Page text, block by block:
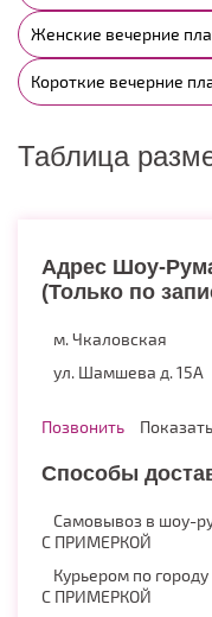
Женские вечерние
Короткие вечерние
Таблица
Адрес Шоу-
(Только по
м. Чкаловская
ул. Шамшева д. 15А
Позвонить
Способы
Самовывоз в шоу-
С ПРИМЕРКОЙ
Курьером по городу
С ПРИМЕРКОЙ